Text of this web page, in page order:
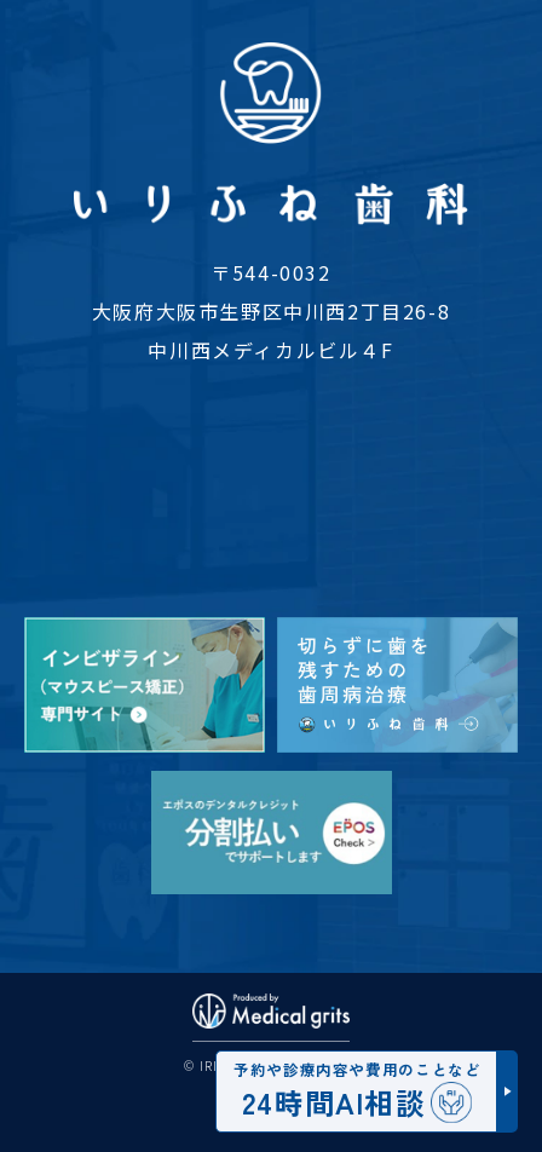
〒544-0032
大阪府大阪市生野区中川西2丁目26-8
中川西メディカルビル４F
© IRIFUNE DENTAL CLINIC
予約や診療内容や費用のことなど
24時間AI相談